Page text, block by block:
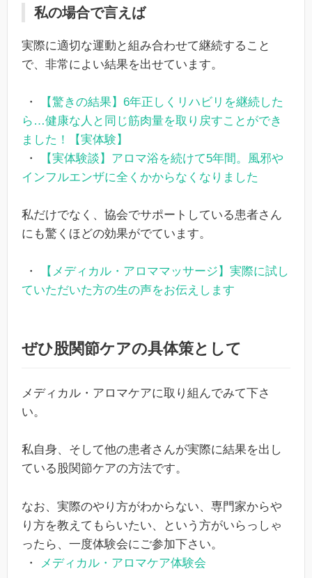
私の場合で言えば
実際に適切な運動と組み合わせて継続すること
で、非常によい結果を出せています。
・
【驚きの結果】6年正しくリハビリを継続した
ら…健康な人と同じ筋肉量を取り戻すことができ
ました！【実体験】
・
【実体験談】アロマ浴を続けて5年間。風邪や
インフルエンザに全くかからなくなりました
私だけでなく、協会でサポートしている患者さん
にも驚くほどの効果がでています。
・
【メディカル・アロママッサージ】実際に試し
ていただいた方の生の声をお伝えします
ぜひ股関節ケアの具体策として
メディカル・アロマケアに取り組んでみて下さ
い。
私自身、そして他の患者さんが実際に結果を出し
ている股関節ケアの方法です。
なお、実際のやり方がわからない、専門家からや
り方を教えてもらいたい、という方がいらっしゃ
ったら、一度体験会にご参加下さい。
・
メディカル・アロマケア体験会